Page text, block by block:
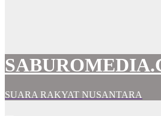
SUARA RAKYAT NUSANTARA